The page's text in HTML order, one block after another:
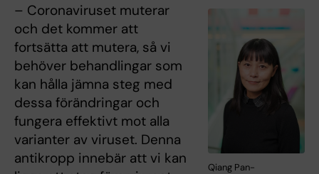
Qiang Pan-
– Coronaviruset muterar
och det kommer att
fortsätta att mutera, så vi
behöver behandlingar som
kan hålla jämna steg med
dessa förändringar och
fungera effektivt mot alla
varianter av viruset. Denna
antikropp innebär att vi kan